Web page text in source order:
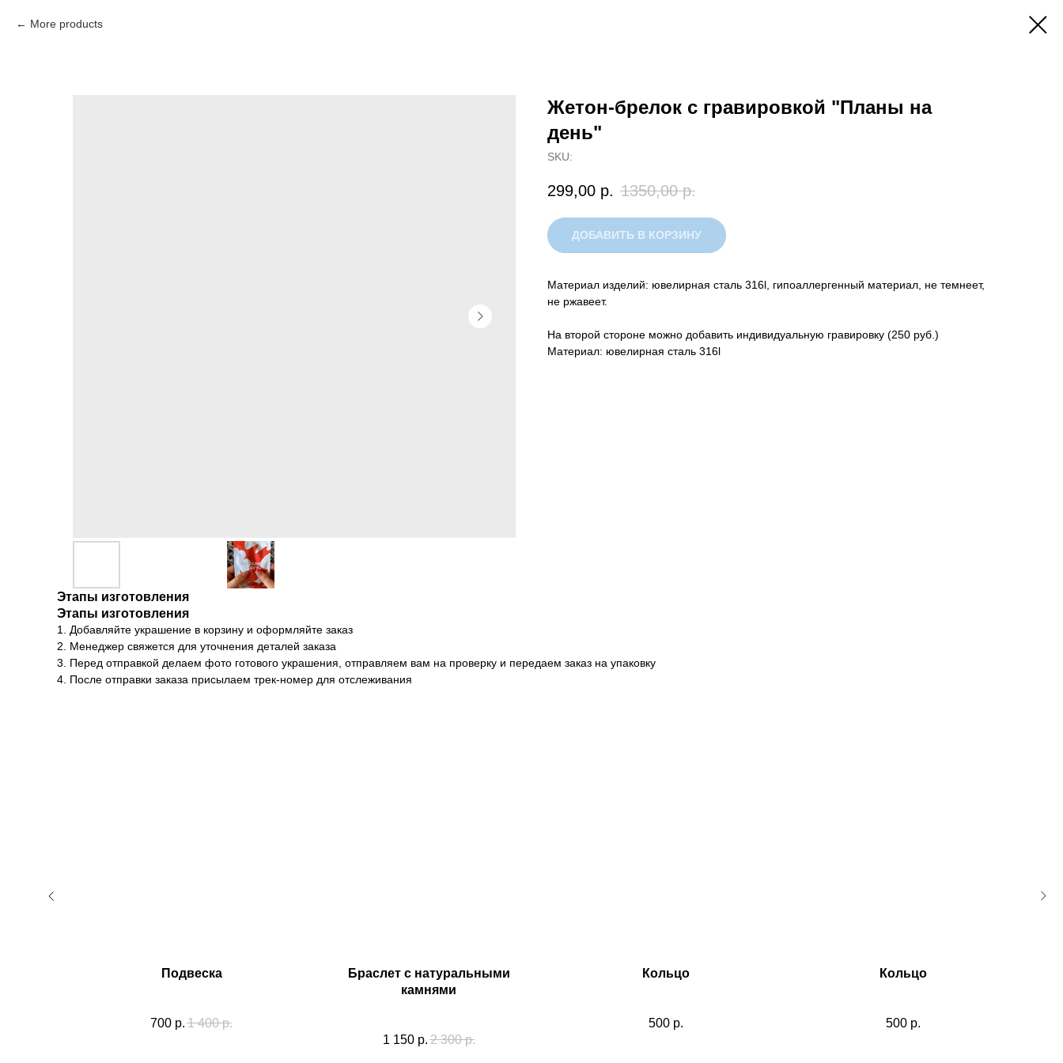
More products
Жетон-брелок с гравировкой "Планы на
день"
SKU:
299,00 р. 1350,00 р.
ДОБАВИТЬ В КОРЗИНУ
Материал изделий: ювелирная сталь 316l, гипоаллергенный материал, не темнеет,
не ржавеет.
На второй стороне можно добавить индивидуальную гравировку (250 руб.)
Материал: ювелирная сталь 316l
Этапы изготовления
Этапы изготовления
1. Добавляйте украшение в корзину и оформляйте заказ
2. Менеджер свяжется для уточнения деталей заказа
3. Перед отправкой делаем фото готового украшения, отправляем вам на проверку и передаем заказ на упаковку
4. После отправки заказа присылаем трек-номер для отслеживания
Подвеска
700 р. 1 400 р.
Браслет с натуральными
камнями
1 150 р. 2 300 р.
Кольцо
500 р.
Кольцо
500 р.